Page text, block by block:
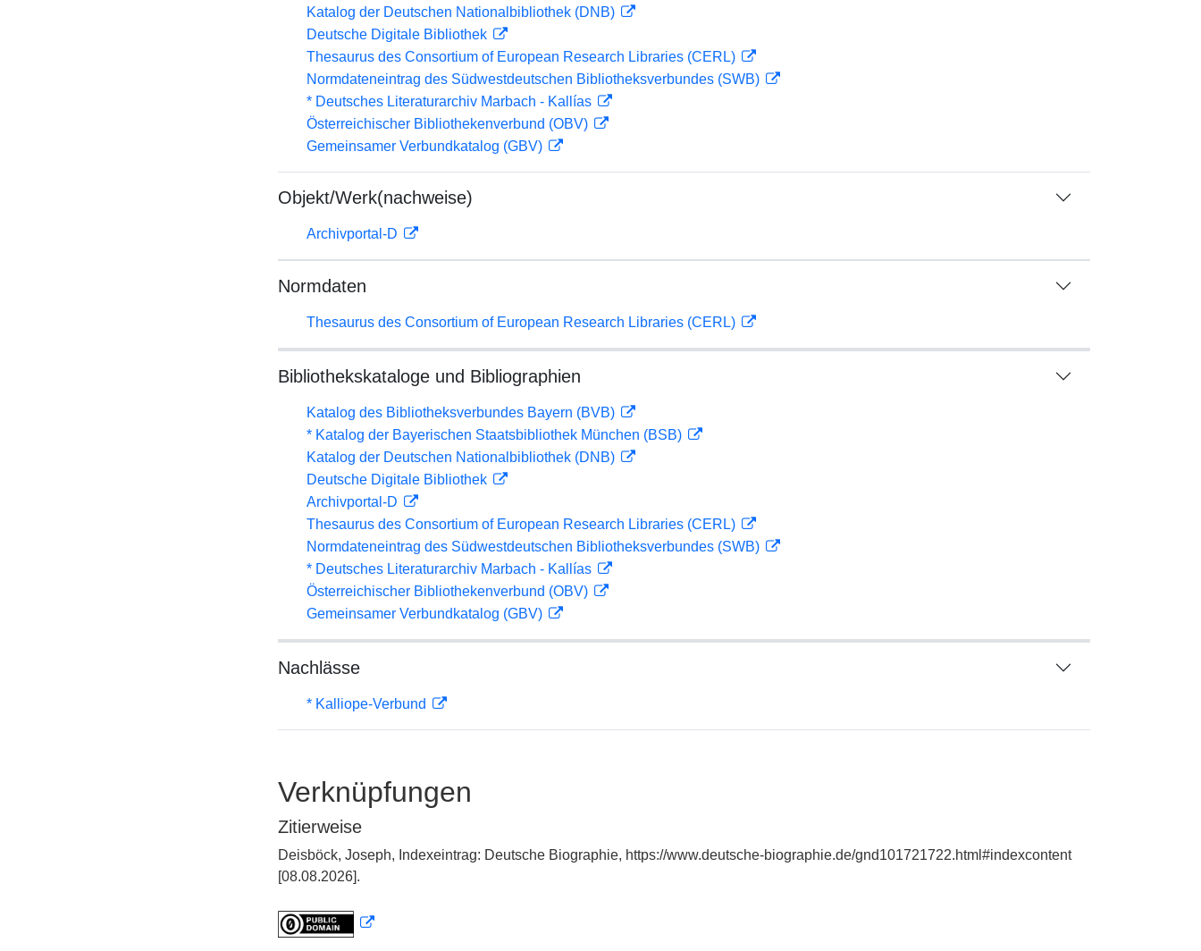
Katalog der Deutschen Nationalbibliothek (DNB)
Deutsche Digitale Bibliothek
Thesaurus des Consortium of European Research Libraries (CERL)
Normdateneintrag des Südwestdeutschen Bibliotheksverbundes (SWB)
* Deutsches Literaturarchiv Marbach - Kallías
Österreichischer Bibliothekenverbund (OBV)
Gemeinsamer Verbundkatalog (GBV)
Objekt/Werk(nachweise)
Archivportal-D
Normdaten
Thesaurus des Consortium of European Research Libraries (CERL)
Bibliothekskataloge und Bibliographien
Katalog des Bibliotheksverbundes Bayern (BVB)
* Katalog der Bayerischen Staatsbibliothek München (BSB)
Katalog der Deutschen Nationalbibliothek (DNB)
Deutsche Digitale Bibliothek
Archivportal-D
Thesaurus des Consortium of European Research Libraries (CERL)
Normdateneintrag des Südwestdeutschen Bibliotheksverbundes (SWB)
* Deutsches Literaturarchiv Marbach - Kallías
Österreichischer Bibliothekenverbund (OBV)
Gemeinsamer Verbundkatalog (GBV)
Nachlässe
* Kalliope-Verbund
Verknüpfungen
Zitierweise
Deisböck, Joseph, Indexeintrag: Deutsche Biographie, https://www.deutsche-biographie.de/gnd101721722.html#indexcontent
[08.08.2026].